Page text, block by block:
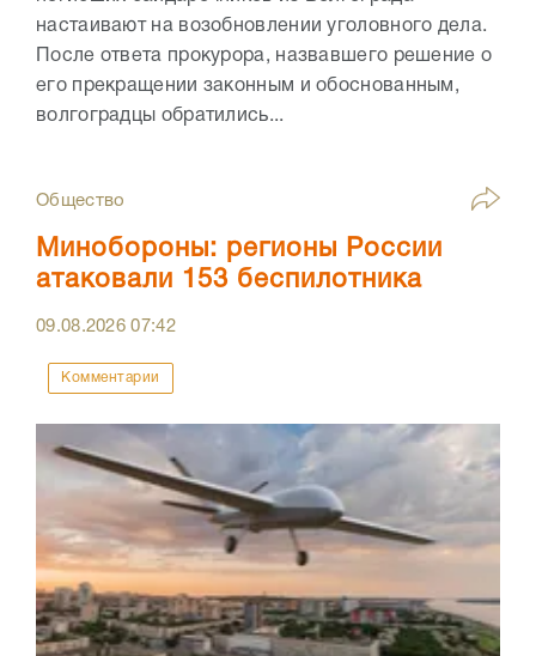
настаивают на возобновлении уголовного дела.
После ответа прокурора, назвавшего решение о
его прекращении законным и обоснованным,
волгоградцы обратились...
Общество
Минобороны: регионы России
атаковали 153 беспилотника
09.08.202607:42
Комментарии